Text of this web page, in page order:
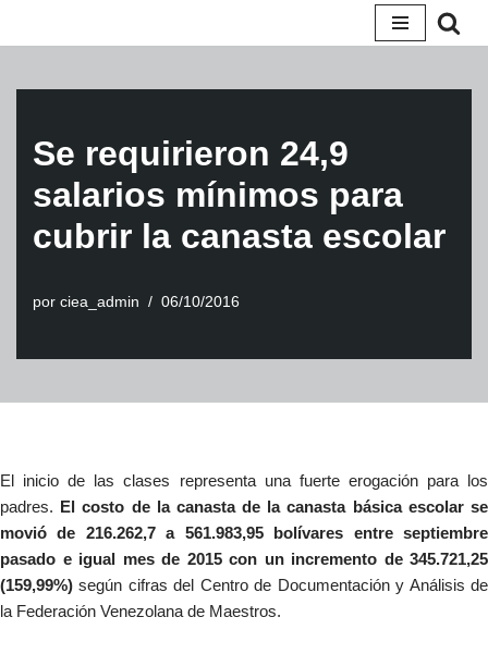
Se requirieron 24,9
salarios mínimos para
cubrir la canasta escolar
por ciea_admin 06/10/2016
El inicio de las clases representa una fuerte erogación para los
padres. El costo de la canasta de la canasta básica escolar se
movió de 216.262,7 a 561.983,95 bolívares entre septiembre
pasado e igual mes de 2015 con un incremento de 345.721,25
(159,99%)según cifras del Centro de Documentación y Análisis de
la Federación Venezolana de Maestros.